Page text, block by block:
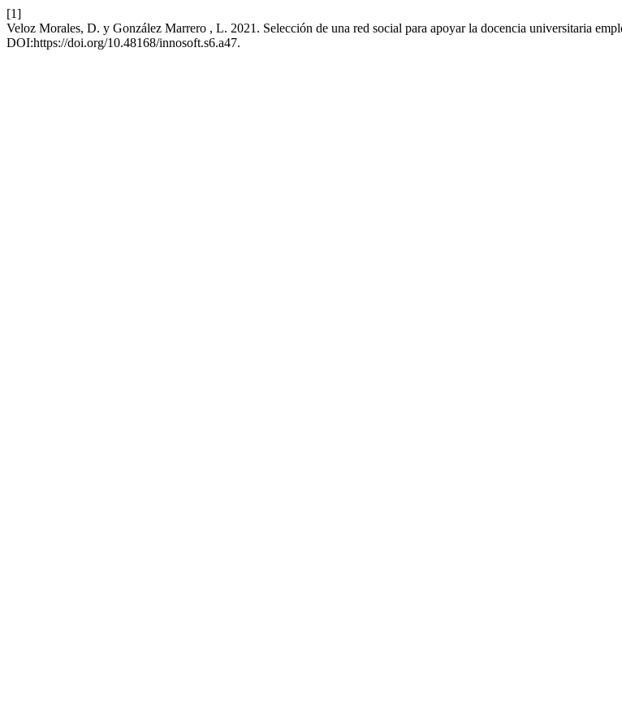
[1]
Veloz Morales, D. y González Marrero , L. 2021. Selección de una red social para apoyar la docencia universitaria
DOI:https://doi.org/10.48168/innosoft.s6.a47.